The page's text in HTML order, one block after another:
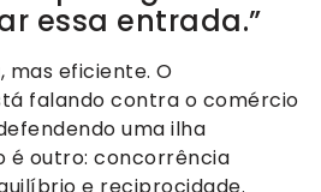
essa entrada.”
mas eficiente. O
falando contra o comércio
uma ilha
é outro: concorrência